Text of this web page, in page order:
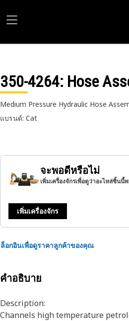
350-4264: Hose
Medium Pressure Hydraulic Hose
แบรนด์: Cat
จะพอดีหรือไม่
เพิ่มเครื่องจักรเพื่อดูว่าอะไหล่ชิ้น
เพิ่มเครื่องจักร
ล็อกอินเพื่อดูราคาลูกค้าของคุณ
คำอธิบาย
Description:
Channels high temperature